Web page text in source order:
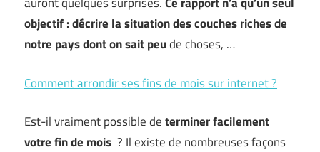
objectif : décrire la situation des couches riches de
notre pays dont on sait peude choses, …
Comment arrondir ses fins de mois sur internet ?
Est-il vraiment possible determiner facilement
votre fin de mois ? Il existe de nombreuses façons